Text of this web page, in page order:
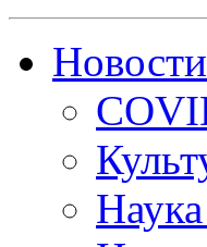
Новости